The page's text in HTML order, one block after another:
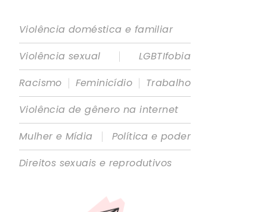
Violência doméstica e familiar
Violência sexual
|
LGBTIfobia
Racismo | Feminicídio | Trabalho
Violência de gênero na internet
Mulher e Mídia
|
Política e poder
Direitos sexuais e reprodutivos